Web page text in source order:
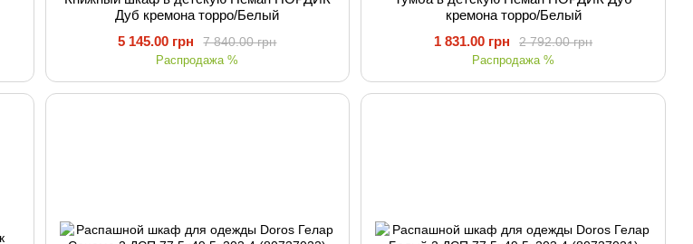
Дуб кремона торро/Белый
7 840.00 грн
5 145.00 грн
Распродажа %
кремона торро/Белый
2 792.00 грн
1 831.00 грн
Распродажа %